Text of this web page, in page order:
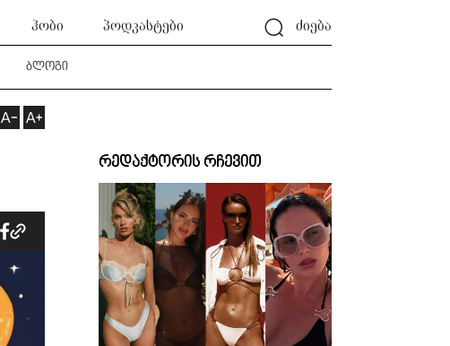
ჰობი პოდკასტები ძიება
ბლოგი
რედაქტორის რჩევით